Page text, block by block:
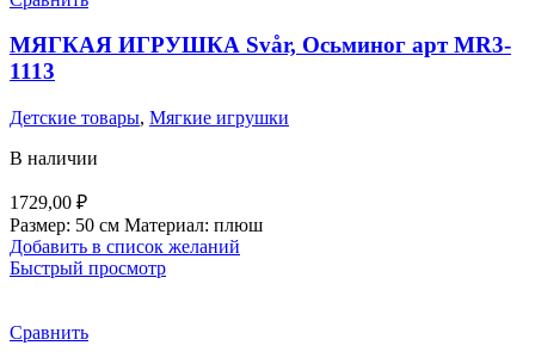
МЯГКАЯ ИГРУШКА Svår, Осьминог арт MR3-
1113
Детские товары, Мягкие игрушки
В наличии
1729,00 ₽
Размер: 50 см Материал: плюш
Добавить в список желаний
Быстрый просмотр
Сравнить